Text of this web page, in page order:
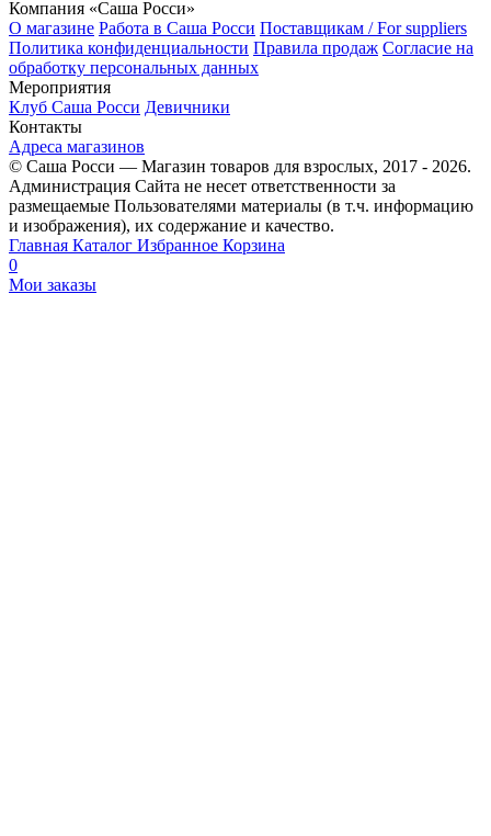
Компания «Саша Росси»
О магазине Работа в Саша Росси Поставщикам / For suppliers
Политика конфиденциальности Правила продаж Согласие на
обработку персональных данных
Мероприятия
Клуб Саша Росси Девичники
Контакты
Адреса магазинов
© Саша Росси — Магазин товаров для взрослых, 2017 - 2026.
Администрация Сайта не несет ответственности за
размещаемые Пользователями материалы (в т.ч. информацию
и изображения), их содержание и качество.
Главная Каталог Избранное Корзина
0
Мои заказы